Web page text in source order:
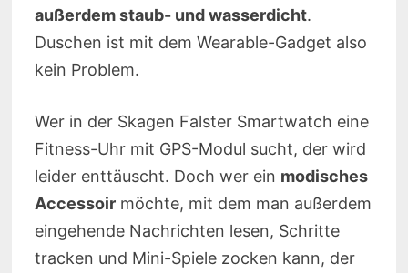
außerdem staub- und wasserdicht.
Duschen ist mit dem Wearable-Gadget also
kein Problem.
Wer in der Skagen Falster Smartwatch eine
Fitness-Uhr mit GPS-Modul sucht, der wird
leider enttäuscht. Doch wer ein modisches
Accessoirmöchte, mit dem man außerdem
eingehende Nachrichten lesen, Schritte
tracken und Mini-Spiele zocken kann, der